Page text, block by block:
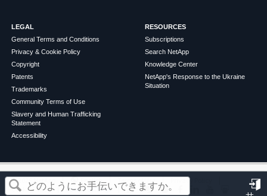
この記事は役に立ちましたか？
LEGAL
General Terms and Conditions
Privacy & Cookie Policy
Copyright
Patents
Trademarks
Community Terms of Use
Slavery and Human Trafficking
Statement
Accessibility
RESOURCES
Subscriptions
Search NetApp
Knowledge Center
NetApp's Response to the Ukraine
Situation
©2026 NetApp English Terms of Use
Privacy Policy
Cookie Policy
Cookie Settings